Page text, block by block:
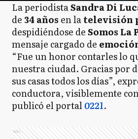
La periodistaSandra Di
de34 años en latelevisión
despidiéndose deSomos La
mensaje cargado de
“Fue un honor contarles lo
nuestra ciudad. Gracias por
sus casas todos los días”,
conductora, visiblemente
publicó el portal0221.
Ads